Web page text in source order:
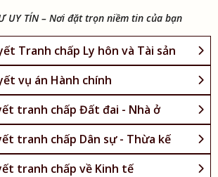
Tranh chấp Ly hôn và Tài sản
vụ án Hành chính
tranh chấp Đất đai - Nhà ở
tranh chấp Dân sự - Thừa kế
tranh chấp về Kinh tế
UY TÍN – Nơi đặt trọn niềm tin của bạn